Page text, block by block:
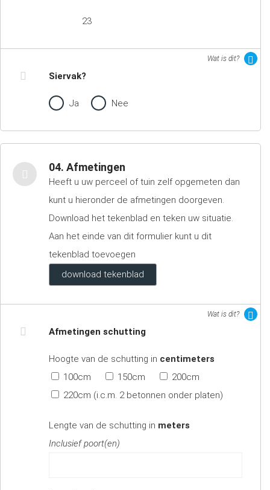
23
Wat is dit?
Siervak?
Ja Nee
04. Afmetingen
Heeft u uw perceel of tuin zelf opgemeten dan
kunt u hieronder de afmetingen doorgeven.
Download het tekenblad en teken uw situatie.
Aan het einde van dit formulier kunt u dit
tekenblad toevoegen
download tekenblad
Wat is dit?
Afmetingen schutting
Hoogte van de schutting in centimeters
100cm
150cm
200cm
220cm (i.c.m. 2 betonnen onder platen)
Lengte van de schutting in meters
Inclusief poort(en)